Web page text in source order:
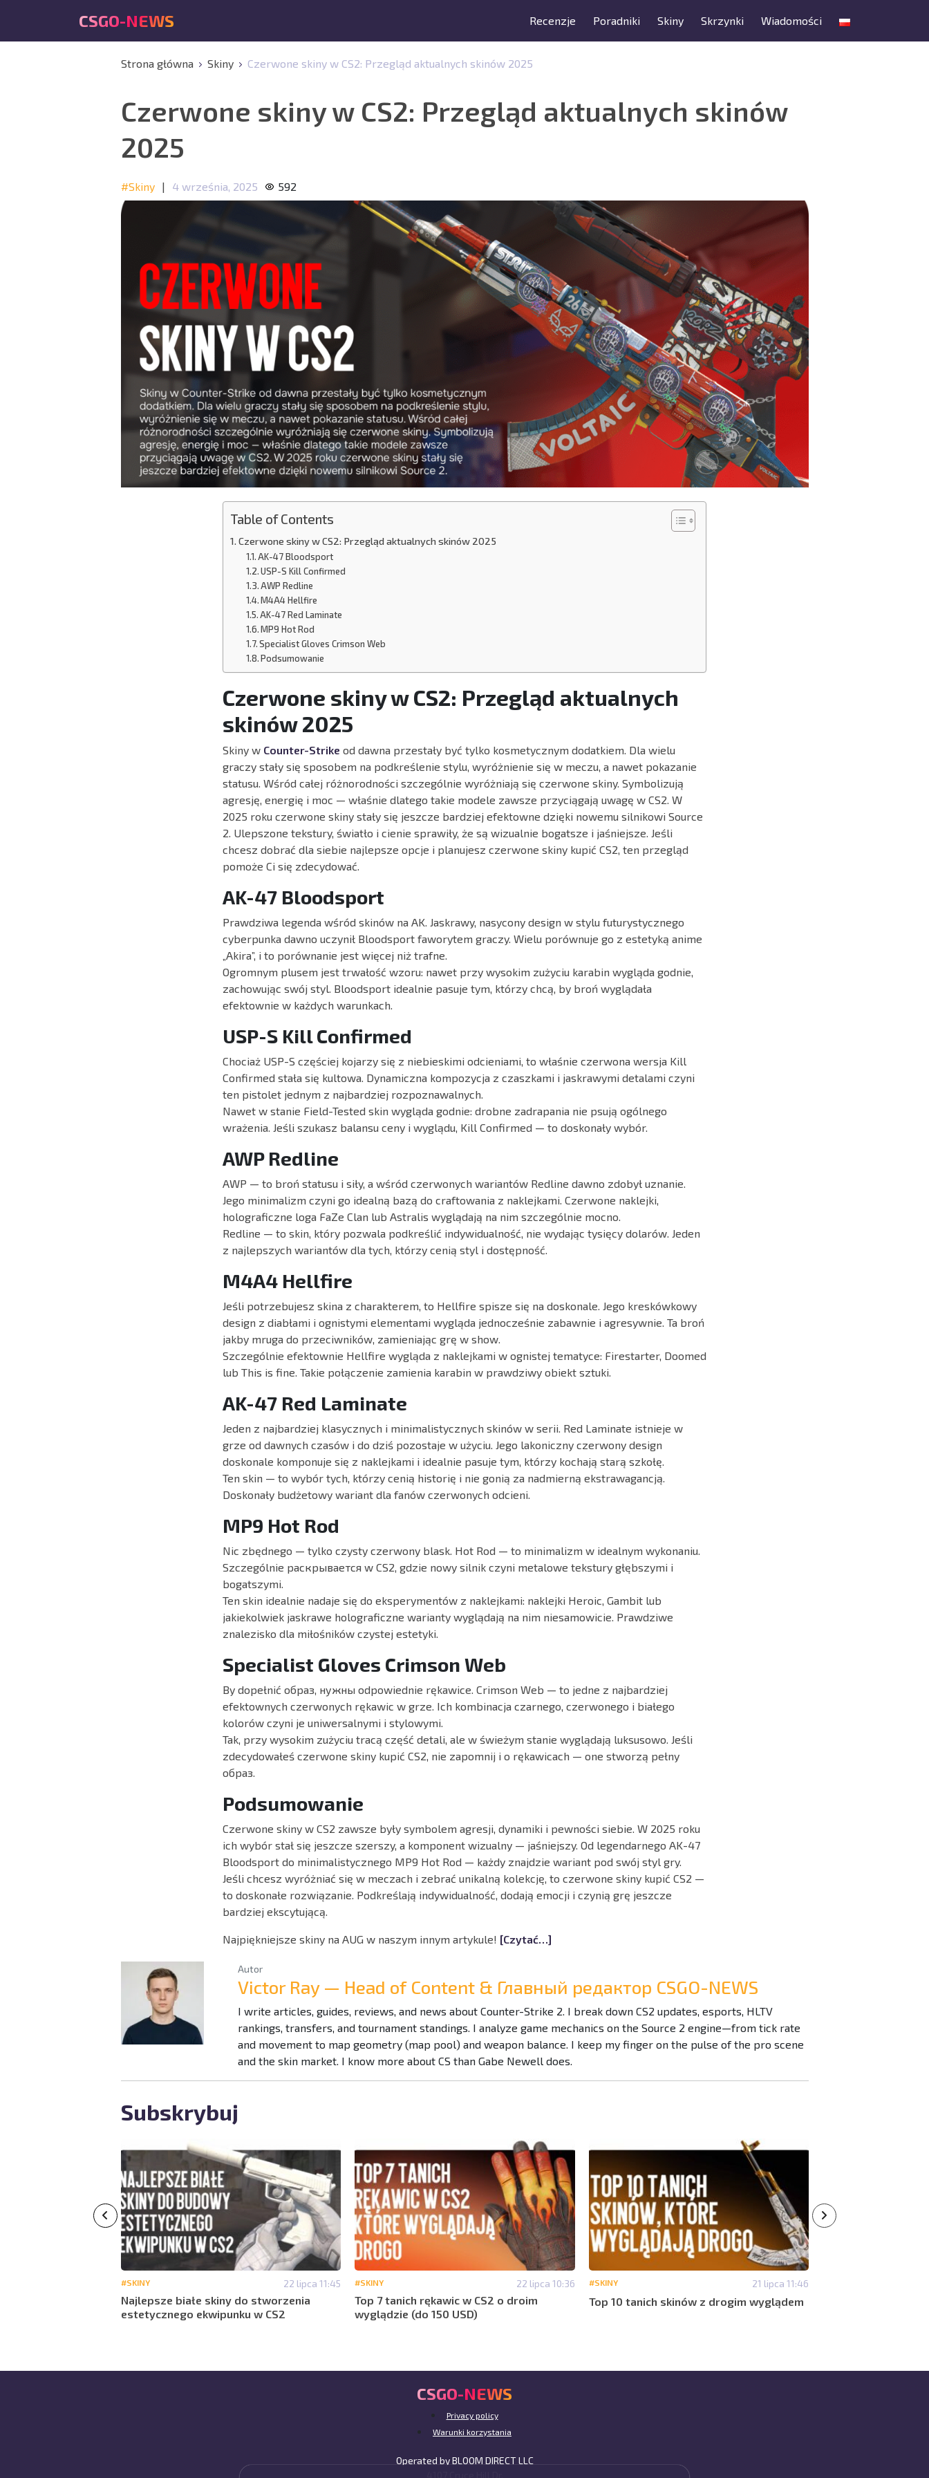
CSGO-NEWS Recenzje Poradniki Skiny Skrzynki Wiadomości
Strona główna Skiny Czerwone skiny w CS2: Przegląd aktualnych skinów 2025
Czerwone skiny w CS2: Przegląd aktualnych skinów
2025
#Skiny | 4 września, 2025 592
Table of Contents
Czerwone skiny w CS2: Przegląd aktualnych skinów 2025
AK-47 Bloodsport
USP-S Kill Confirmed
AWP Redline
M4A4 Hellfire
AK-47 Red Laminate
MP9 Hot Rod
Specialist Gloves Crimson Web
Podsumowanie
Czerwone skiny w CS2: Przegląd aktualnych
skinów 2025
Skiny w Counter-Strike od dawna przestały być tylko kosmetycznym dodatkiem. Dla wielu
graczy stały się sposobem na podkreślenie stylu, wyróżnienie się w meczu, a nawet pokazanie
statusu. Wśród całej różnorodności szczególnie wyróżniają się czerwone skiny. Symbolizują
agresję, energię i moc — właśnie dlatego takie modele zawsze przyciągają uwagę w CS2. W
2025 roku czerwone skiny stały się jeszcze bardziej efektowne dzięki nowemu silnikowi Source
2. Ulepszone tekstury, światło i cienie sprawiły, że są wizualnie bogatsze i jaśniejsze. Jeśli
chcesz dobrać dla siebie najlepsze opcje i planujesz czerwone skiny kupić CS2, ten przegląd
pomoże Ci się zdecydować.
AK-47 Bloodsport
Prawdziwa legenda wśród skinów na AK. Jaskrawy, nasycony design w stylu futurystycznego
cyberpunka dawno uczynił Bloodsport faworytem graczy. Wielu porównuje go z estetyką anime
„Akira”, i to porównanie jest więcej niż trafne.
Ogromnym plusem jest trwałość wzoru: nawet przy wysokim zużyciu karabin wygląda godnie,
zachowując swój styl. Bloodsport idealnie pasuje tym, którzy chcą, by broń wyglądała
efektownie w każdych warunkach.
USP-S Kill Confirmed
Chociaż USP-S częściej kojarzy się z niebieskimi odcieniami, to właśnie czerwona wersja Kill
Confirmed stała się kultowa. Dynamiczna kompozycja z czaszkami i jaskrawymi detalami czyni
ten pistolet jednym z najbardziej rozpoznawalnych.
Nawet w stanie Field-Tested skin wygląda godnie: drobne zadrapania nie psują ogólnego
wrażenia. Jeśli szukasz balansu ceny i wyglądu, Kill Confirmed — to doskonały wybór.
AWP Redline
AWP — to broń statusu i siły, a wśród czerwonych wariantów Redline dawno zdobył uznanie.
Jego minimalizm czyni go idealną bazą do craftowania z naklejkami. Czerwone naklejki,
holograficzne loga FaZe Clan lub Astralis wyglądają na nim szczególnie mocno.
Redline — to skin, który pozwala podkreślić indywidualność, nie wydając tysięcy dolarów. Jeden
z najlepszych wariantów dla tych, którzy cenią styl i dostępność.
M4A4 Hellfire
Jeśli potrzebujesz skina z charakterem, to Hellfire spisze się na doskonale. Jego kreskówkowy
design z diabłami i ognistymi elementami wygląda jednocześnie zabawnie i agresywnie. Ta broń
jakby mruga do przeciwników, zamieniając grę w show.
Szczególnie efektownie Hellfire wygląda z naklejkami w ognistej tematyce: Firestarter, Doomed
lub This is fine. Takie połączenie zamienia karabin w prawdziwy obiekt sztuki.
AK-47 Red Laminate
Jeden z najbardziej klasycznych i minimalistycznych skinów w serii. Red Laminate istnieje w
grze od dawnych czasów i do dziś pozostaje w użyciu. Jego lakoniczny czerwony design
doskonale komponuje się z naklejkami i idealnie pasuje tym, którzy kochają starą szkołę.
Ten skin — to wybór tych, którzy cenią historię i nie gonią za nadmierną ekstrawagancją.
Doskonały budżetowy wariant dla fanów czerwonych odcieni.
MP9 Hot Rod
Nic zbędnego — tylko czysty czerwony blask. Hot Rod — to minimalizm w idealnym wykonaniu.
Szczególnie раскрывается w CS2, gdzie nowy silnik czyni metalowe tekstury głębszymi i
bogatszymi.
Ten skin idealnie nadaje się do eksperymentów z naklejkami: naklejki Heroic, Gambit lub
jakiekolwiek jaskrawe holograficzne warianty wyglądają na nim niesamowicie. Prawdziwe
znalezisko dla miłośników czystej estetyki.
Specialist Gloves Crimson Web
By dopełnić образ, нужны odpowiednie rękawice. Crimson Web — to jedne z najbardziej
efektownych czerwonych rękawic w grze. Ich kombinacja czarnego, czerwonego i białego
kolorów czyni je uniwersalnymi i stylowymi.
Tak, przy wysokim zużyciu tracą część detali, ale w świeżym stanie wyglądają luksusowo. Jeśli
zdecydowałeś czerwone skiny kupić CS2, nie zapomnij i o rękawicach — one stworzą pełny
образ.
Podsumowanie
Czerwone skiny w CS2 zawsze były symbolem agresji, dynamiki i pewności siebie. W 2025 roku
ich wybór stał się jeszcze szerszy, a komponent wizualny — jaśniejszy. Od legendarnego AK-47
Bloodsport do minimalistycznego MP9 Hot Rod — każdy znajdzie wariant pod swój styl gry.
Jeśli chcesz wyróżniać się w meczach i zebrać unikalną kolekcję, to czerwone skiny kupić CS2 —
to doskonałe rozwiązanie. Podkreślają indywidualność, dodają emocji i czynią grę jeszcze
bardziej ekscytującą.
Najpiękniejsze skiny na AUG w naszym innym artykule! [Czytać…]
Autor
Victor Ray — Head of Content & Главный редактор CSGO-NEWS
I write articles, guides, reviews, and news about Counter-Strike 2. I break down CS2 updates, esports, HLTV
rankings, transfers, and tournament standings. I analyze game mechanics on the Source 2 engine—from tick rate
and movement to map geometry (map pool) and weapon balance. I keep my finger on the pulse of the pro scene
and the skin market. I know more about CS than Gabe Newell does.
Subskrybuj
#SKINY 22 lipca 11:45
Najlepsze białe skiny do stworzenia
estetycznego ekwipunku w CS2
#SKINY 22 lipca 10:36
Top 7 tanich rękawic w CS2 o droim
wyglądzie (do 150 USD)
#SKINY 21 lipca 11:46
Top 10 tanich skinów z drogim wyglądem
CSGO-NEWS
Privacy policy
Warunki korzystania
Operated by BLOOM DIRECT LLC